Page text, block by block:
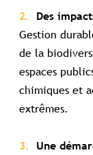
Des
Gestion
de la
espaces
chimiques et
extrêmes.
Une